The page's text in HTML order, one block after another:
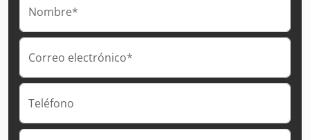
Nombre*
Correo electrónico*
Teléfono